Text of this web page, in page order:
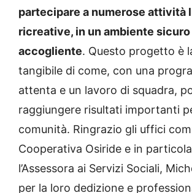
partecipare a numerose attività
ricreative, in un ambiente sicuro
accogliente. Questo progetto è
tangibile di come, con una
attenta e un lavoro di squadra,
raggiungere risultati importanti
comunità. Ringrazio gli uffici
Cooperativa Osiride e in
l’Assessora ai Servizi Sociali,
per la loro dedizione e